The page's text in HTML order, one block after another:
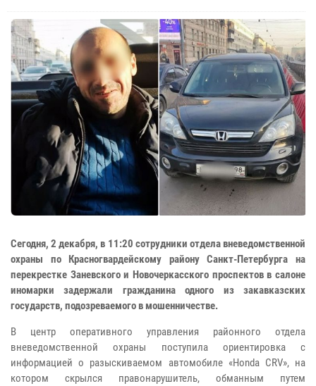
Сегодня, 2 декабря, в 11:20 сотрудники отдела вневедомственной
охраны по Красногвардейскому району Санкт-Петербурга на
перекрестке Заневского и Новочеркасского проспектов в салоне
иномарки задержали гражданина одного из закавказских
государств, подозреваемого в мошенничестве.
В центр оперативного управления районного отдела
вневедомственной охраны поступила ориентировка с
информацией о разыскиваемом автомобиле «Honda CRV», на
котором скрылся правонарушитель, обманным путем